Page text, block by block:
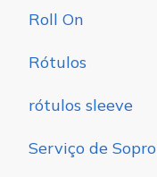
Roll On
Rótulos
rótulos sleeve
Serviço de Sopro